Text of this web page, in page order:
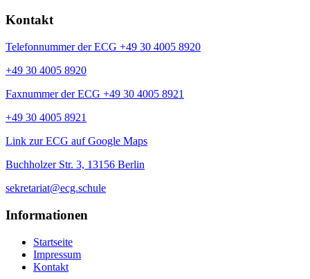
Kontakt
Telefonnummer der ECG +49 30 4005 8920
+49 30 4005 8920
Faxnummer der ECG +49 30 4005 8921
+49 30 4005 8921
Link zur ECG auf Google Maps
Buchholzer Str. 3, 13156 Berlin
sekretariat@ecg.schule
Informationen
Startseite
Impressum
Kontakt